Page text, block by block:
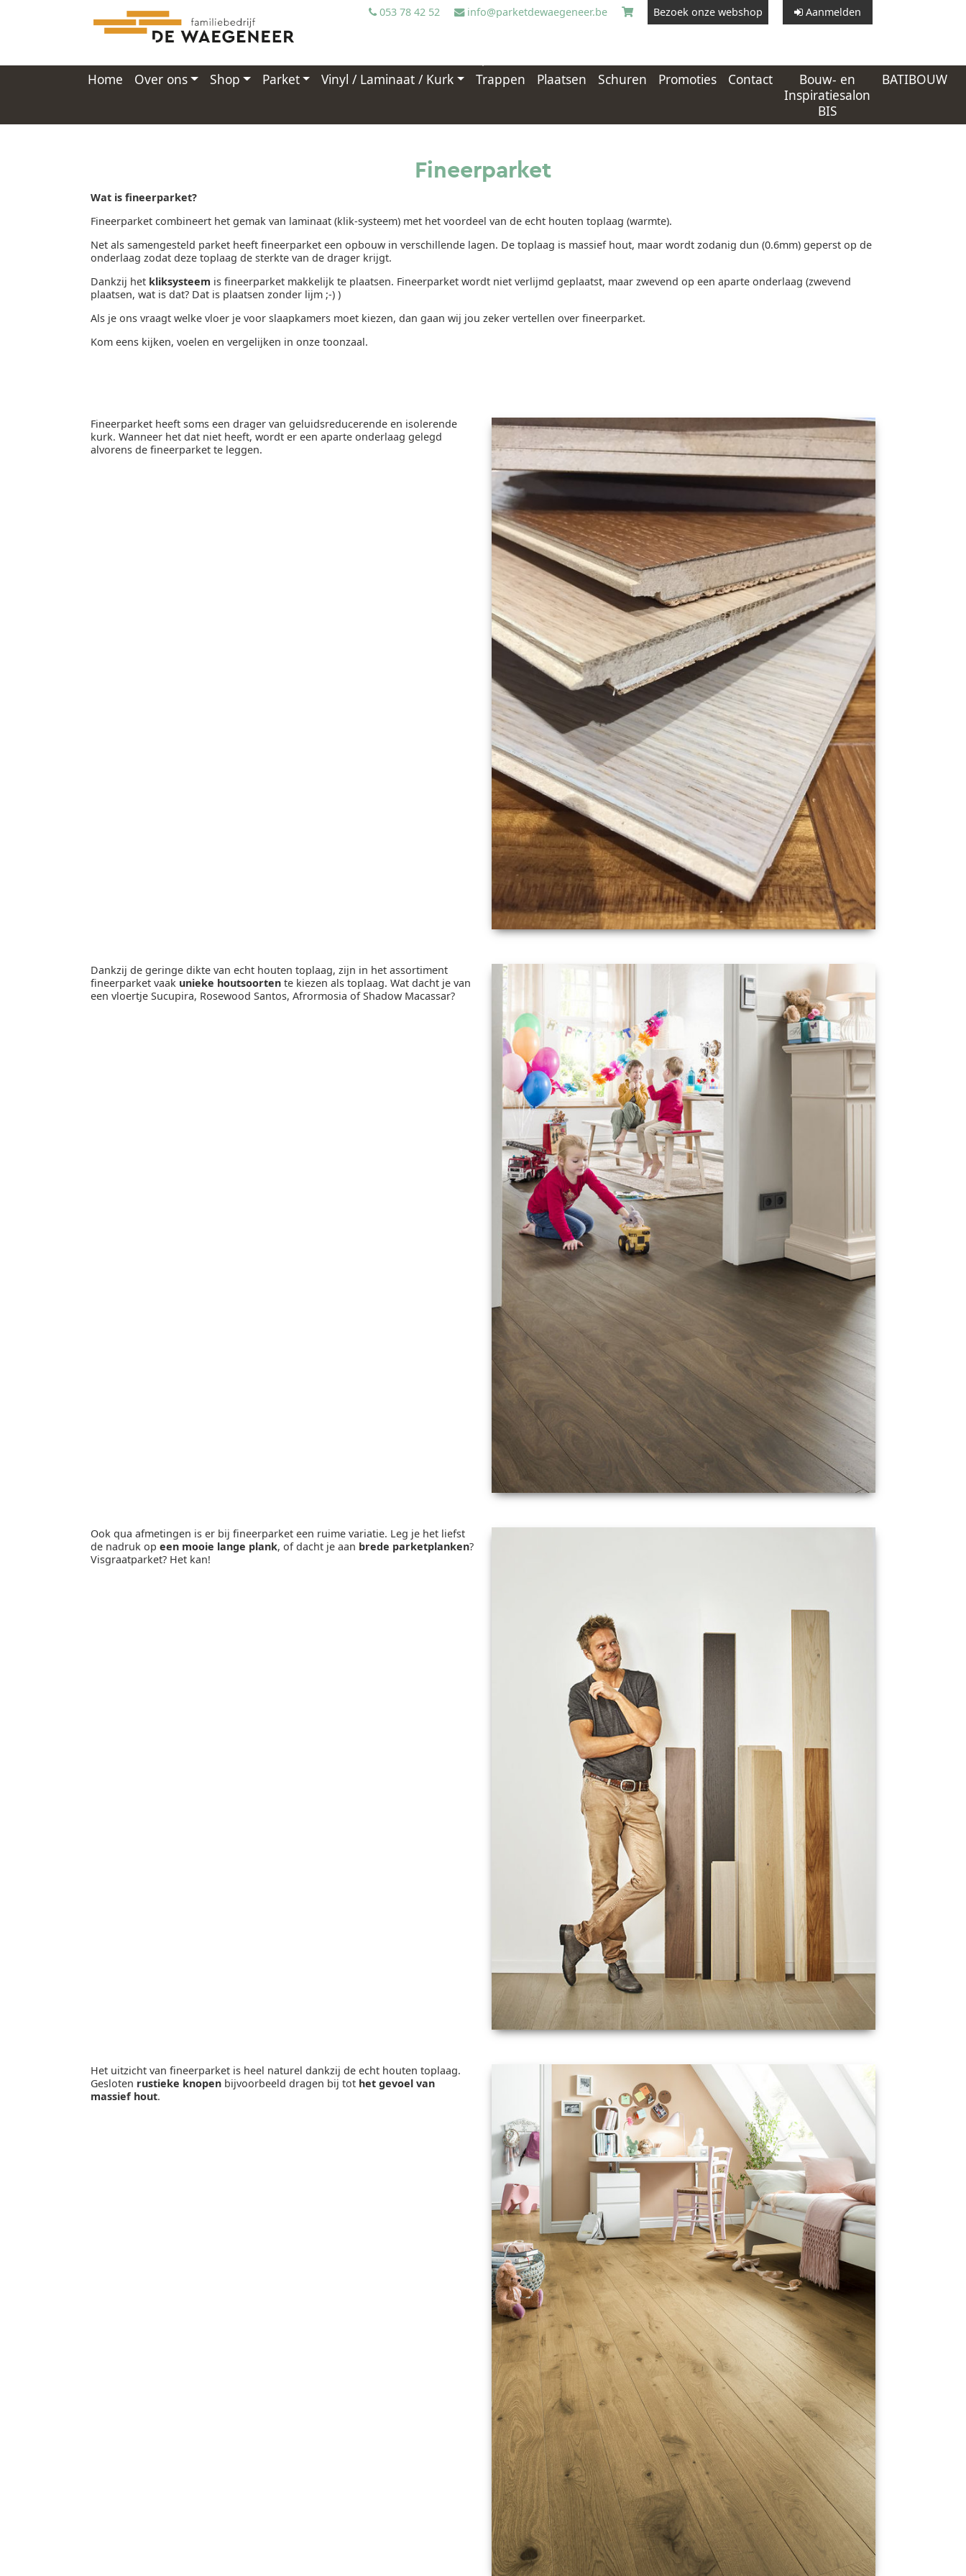
053 78 42 52 info@parketdewaegeneer.be Bezoek onze webshop Aanmelden
Home Over ons Shop Parket Vinyl / Laminaat / Kurk Trappen Plaatsen Schuren Promoties Contact
Bouw- en
Inspiratiesalon
BIS
BATIBOUW
Fineerparket
Wat is fineerparket?
Fineerparket combineert het gemak van laminaat (klik-systeem) met het voordeel van de echt houten toplaag (warmte).
Net als samengesteld parket heeft fineerparket een opbouw in verschillende lagen. De toplaag is massief hout, maar wordt zodanig dun (0.6mm) geperst op de
onderlaag zodat deze toplaag de sterkte van de drager krijgt.
Dankzij het kliksysteem is fineerparket makkelijk te plaatsen. Fineerparket wordt niet verlijmd geplaatst, maar zwevend op een aparte onderlaag (zwevend
plaatsen, wat is dat? Dat is plaatsen zonder lijm ;-) )
Als je ons vraagt welke vloer je voor slaapkamers moet kiezen, dan gaan wij jou zeker vertellen over fineerparket.
Kom eens kijken, voelen en vergelijken in onze toonzaal.
Fineerparket heeft soms een drager van geluidsreducerende en isolerende
kurk. Wanneer het dat niet heeft, wordt er een aparte onderlaag gelegd
alvorens de fineerparket te leggen.
Dankzij de geringe dikte van echt houten toplaag, zijn in het assortiment
fineerparket vaak unieke houtsoorten te kiezen als toplaag. Wat dacht je van
een vloertje Sucupira, Rosewood Santos, Afrormosia of Shadow Macassar?
Ook qua afmetingen is er bij fineerparket een ruime variatie. Leg je het liefst
de nadruk op een mooie lange plank, of dacht je aan brede parketplanken?
Visgraatparket? Het kan!
Het uitzicht van fineerparket is heel naturel dankzij de echt houten toplaag.
Gesloten rustieke knopen bijvoorbeeld dragen bij tot het gevoel van
massief hout.